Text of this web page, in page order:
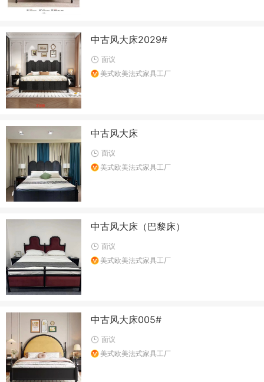
中古风大床2029#
面议
美式欧美法式家具工厂
中古风大床
面议
美式欧美法式家具工厂
中古风大床（巴黎床）
面议
美式欧美法式家具工厂
中古风大床005#
面议
美式欧美法式家具工厂